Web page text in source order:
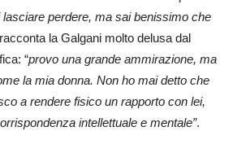
perdere, ma sai benissimo che
la Galgani molto delusa dal
“provo una grande ammirazione, ma
la mia donna. Non ho mai detto che
a rendere fisico un rapporto con lei,
intellettuale e mentale”.